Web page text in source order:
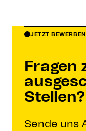
JETZT BEWERBEN
Fragen
Stellen?
Sende uns